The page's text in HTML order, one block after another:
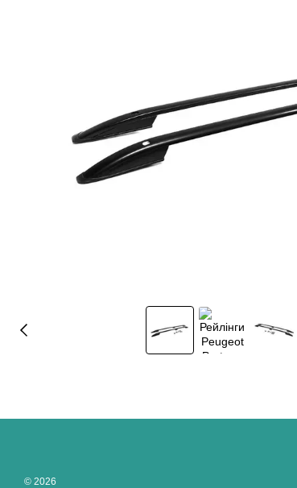
© 2026